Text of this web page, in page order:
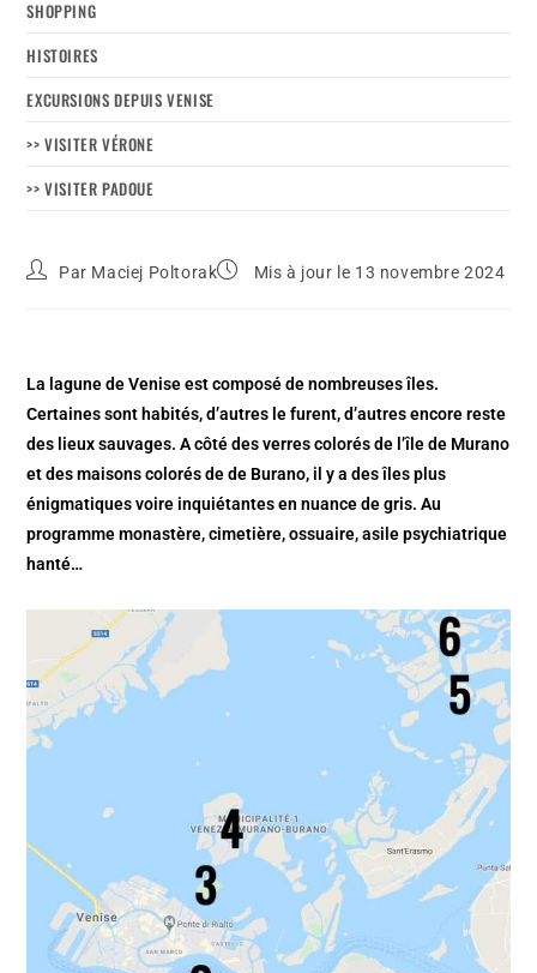
SHOPPING
HISTOIRES
EXCURSIONS DEPUIS VENISE
>> VISITER VÉRONE
>> VISITER PADOUE
Par Maciej Poltorak Mis à jour le 13 novembre 2024
La lagune de Venise est composé de nombreuses îles.
Certaines sont habités, d’autres le furent, d’autres encore reste
des lieux sauvages. A côté des verres colorés de l’île de Murano
et des maisons colorés de de Burano, il y a des îles plus
énigmatiques voire inquiétantes en nuance de gris. Au
programme monastère, cimetière, ossuaire, asile psychiatrique
hanté…